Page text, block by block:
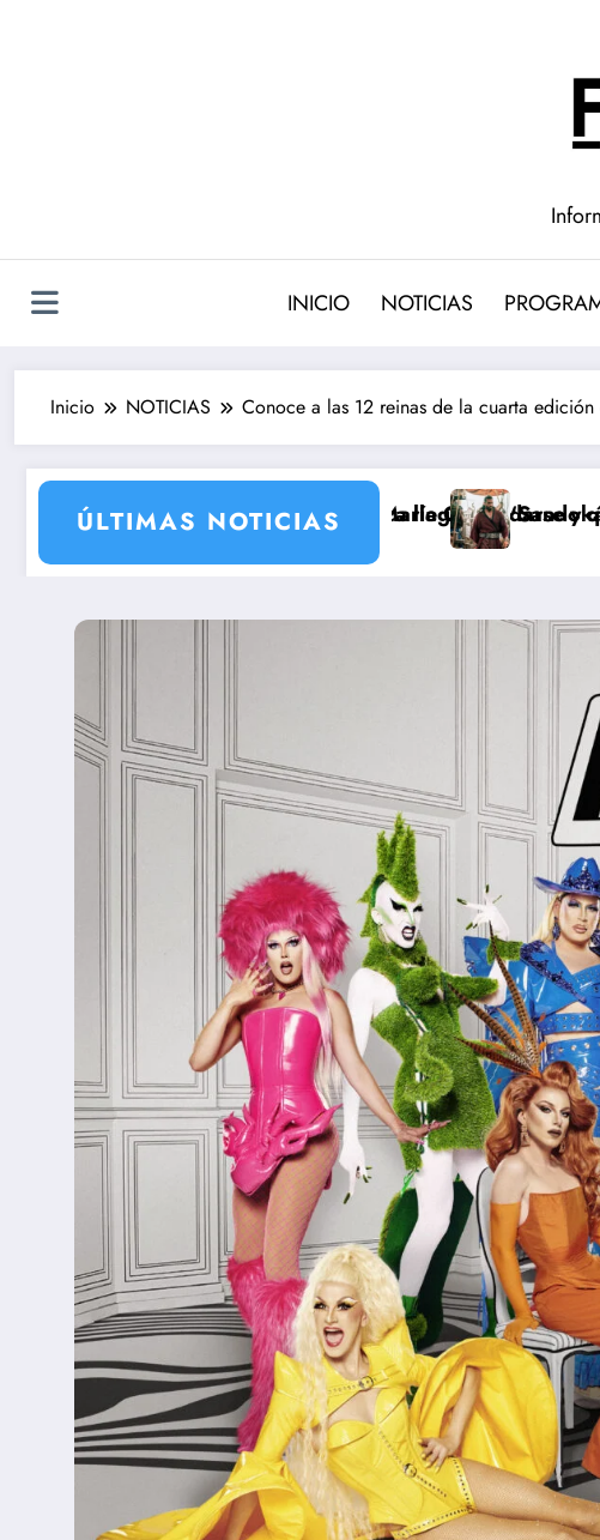
INICIO NOTICIAS
Inicio NOTICIAS Conoce a las 12 reinas de la cuarta edición
ÚLTIMAS NOTICIAS
de María Castro
que nunca llegó a rodarse y que convertía a Isabel
‘Sandokán’ tendrá segunda